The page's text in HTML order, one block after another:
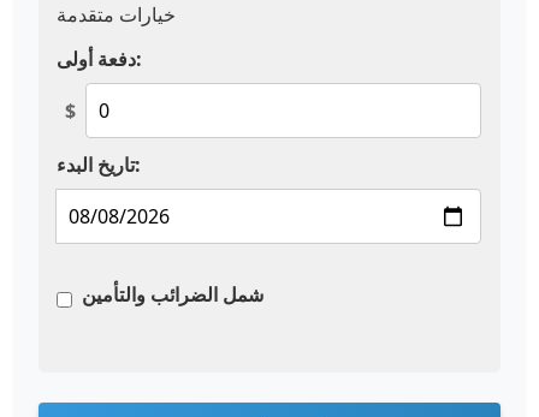
خيارات متقدمة
دفعة أولى:
$
تاريخ البدء:
شمل الضرائب والتأمين